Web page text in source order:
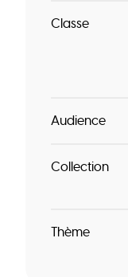
Classe
Audience
Collection
Thème